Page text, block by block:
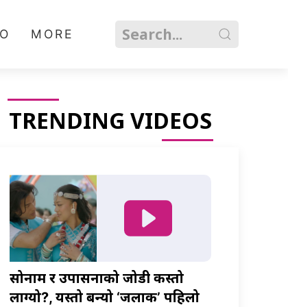
MORE
TRENDING VIDEOS
सोनाम र उपासनाको जोडी कस्तो
लाग्यो?, यस्तो बन्यो ‘जलाकी’ पहिलो